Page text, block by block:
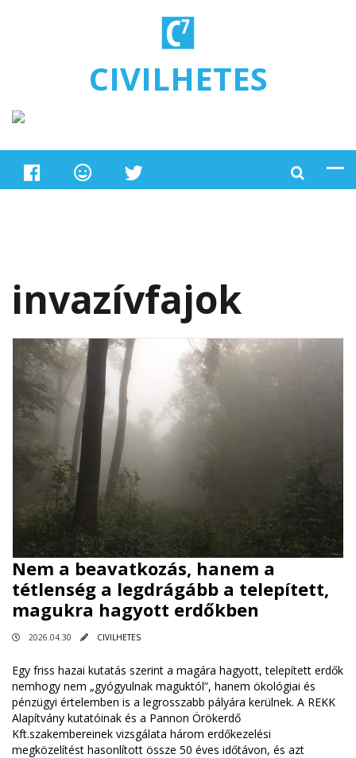
CIVILHETES
invazívfajok
Nem a beavatkozás, hanem a
tétlenség a legdrágább a telepített,
magukra hagyott erdőkben
2026.04.30 CIVILHETES
Egy friss hazai kutatás szerint a magára hagyott, telepített erdők
nemhogy nem „gyógyulnak maguktól”, hanem ökológiai és
pénzügyi értelemben is a legrosszabb pályára kerülnek. A REKK
Alapítvány kutatóinak és a Pannon Örökerdő
Kft.szakembereinek vizsgálata három erdőkezelési
megközelítést hasonlított össze 50 éves időtávon, és azt